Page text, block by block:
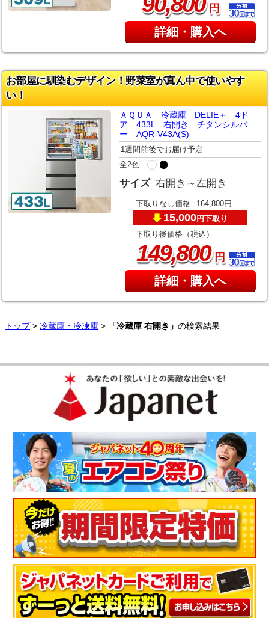
円
詳細・購入へ
お部屋に馴染むデザイン！野菜室が真ん中で使いやす
い！
ＡＱＵＡ 冷蔵庫 DELIE＋ 4ド
ア 433L 右開き チタンシルバ
ー AQR-V43A(S)
1週間前後でお届け予定
全2色
サイズ 右開き～左開き
下取りなし価格 164,800円
15,000円下取り
下取り後価格（税込）
149,800円
詳細・購入へ
トップ> 冷蔵庫・冷凍庫 > 「冷蔵庫 右開き」 の検索結果